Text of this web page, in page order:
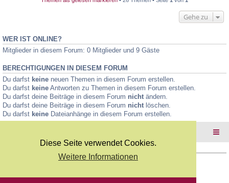
Diese Seite verwendet Cookies.
Weitere Informationen
Gehe zu
WER IST ONLINE?
Mitglieder in diesem Forum: 0 Mitglieder und 9 Gäste
BERECHTIGUNGEN IN DIESEM FORUM
Du darfst keine neuen Themen in diesem Forum erstellen.
Du darfst keine Antworten zu Themen in diesem Forum erstellen.
Du darfst deine Beiträge in diesem Forum nicht ändern.
Du darfst deine Beiträge in diesem Forum nicht löschen.
Du darfst keine Dateianhänge in diesem Forum erstellen.
Deutsche Übersetzung durchphpBB.de